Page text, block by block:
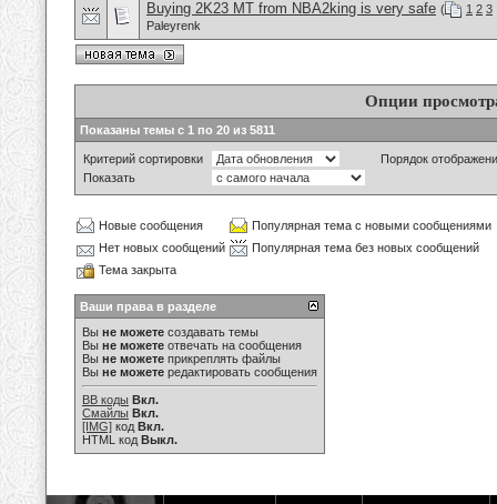
Buying 2K23 MT from NBA2king is very safe ( 1 2 3
Paleyrenk
Опции
Показаны темы с 1 по 20 из 5811
Критерий сортировки
Порядок
Показать
Новые сообщения
Популярная тема с новыми сообщениями
Нет новых сообщений
Популярная тема без новых сообщений
Тема закрыта
Ваши права в разделе
Вы не можете создавать темы
Вы не можете отвечать на сообщения
Вы не можете прикреплять файлы
Вы не можете редактировать сообщения
BB коды Вкл.
Смайлы Вкл.
[IMG] код Вкл.
HTML код Выкл.